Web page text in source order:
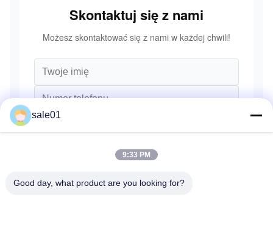
Skontaktuj się z nami
Możesz skontaktować się z nami w każdej chwili!
sale01
9:33 PM
Good day, what product are you looking for?